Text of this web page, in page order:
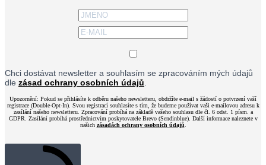
Chci dostávat newsletter a souhlasím se zpracováním mých údajů
dle zásad ochrany osobních údajů.
Upozornění: Pokud se přihlásíte k odběru našeho newsletteru, obdržíte e-mail s žádostí o potvrzení vaší
registrace (Double-Opt-In). Svou registrací souhlasíte s tím, že budeme používat vaši e-mailovou adresu k
zasílání našeho newsletteru. Zpracování probíhá na základě vašeho souhlasu dle čl. 6 odst. 1 písm. a
GDPR. Zasílání probíhá prostřednictvím poskytovatele Brevo (Sendinblue). Další informace naleznete v
našich zásadách ochrany osobních údajů.